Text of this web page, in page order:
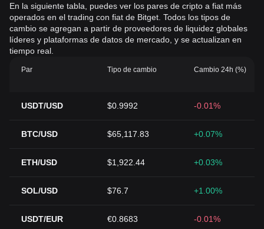
En la siguiente tabla, puedes ver los pares de cripto a fiat más
operados en el trading con fiat de Bitget. Todos los tipos de
cambio se agregan a partir de proveedores de liquidez globales
líderes y plataformas de datos de mercado, y se actualizan en
tiempo real.
Par Tipo de cambio Cambio 24h (%)
USDT/USD $0.9992 -0.01%
BTC/USD $65,117.83 +0.07%
ETH/USD $1,922.44 +0.03%
SOL/USD $76.7 +1.00%
USDT/EUR €0.8683 -0.01%